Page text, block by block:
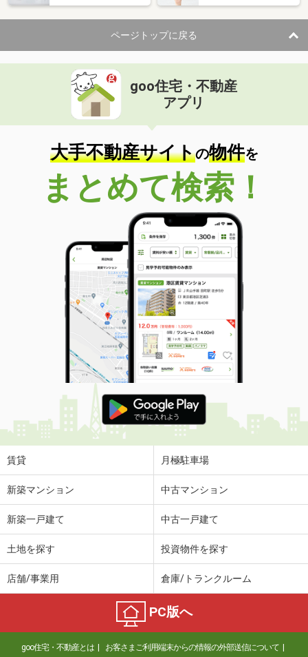
ページトップに戻る
goo住宅・不動産
アプリ
大手不動産サイトの物件を
まとめて検索！
賃貸 月極駐車場
新築マンション 中古マンション
新築一戸建て 中古一戸建て
土地を探す 投資物件を探す
店舗/事業用 倉庫/トランクルーム
PC版へ
goo住宅・不動産とは お客さまご利用端末からの情報の外部送信について